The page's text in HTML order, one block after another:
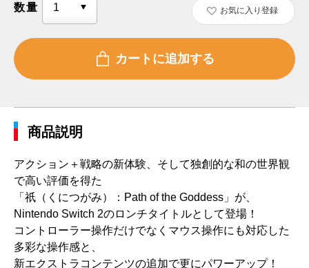
数量 お気に入り登録
商品説明
アクション＋戦略の新体験、そして独創的な和の世界観
で高い評価を得た
「祇（くにつがみ）：Path of the Goddess」が、
Nintendo Switch 2のロンチタイトルとして登場！
コントローラー操作だけでなくマウス操作にも対応した
多彩な操作感と、
新エクストラコンテンツの追加で更にパワーアップ！